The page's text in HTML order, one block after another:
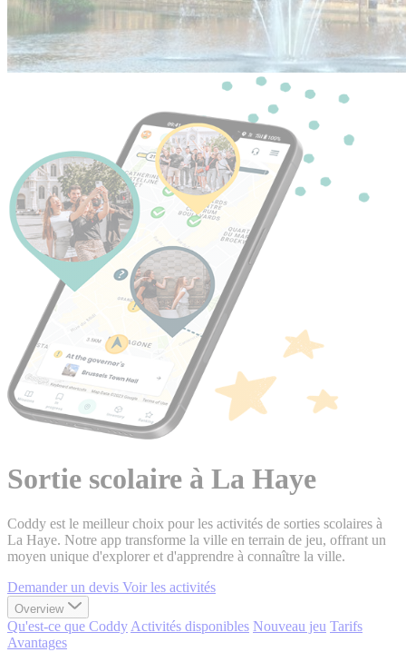
Sortie scolaire à La Haye
Coddy est le meilleur choix pour les activités de sorties scolaires à
La Haye. Notre app transforme la ville en terrain de jeu, offrant un
moyen unique d'explorer et d'apprendre à connaître la ville.
Demander un devis Voir les activités
Overview
Qu'est-ce que Coddy Activités disponibles Nouveau jeu Tarifs
Avantages